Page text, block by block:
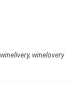
winelivery, winelovery